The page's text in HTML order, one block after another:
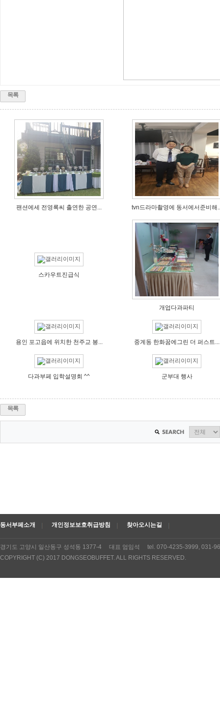
목록
팬션에세 전영록씨 출연한 공연... tvn드라마촬영에 동서에서준비해
스카우트진급식
개업다과파티
용인 포고읍에 위치한 천주교 봉... 중계동 한화꿈에그린 더 퍼스트...
다과부페 입학설명회 ^^ 군부대 행사
목록
동서부페소개 개인정보보호취급방침 찾아오시는길
경기도 고양시 일산동구 성석동 1377-4 대표 엄임석 tel. 070-4235-3999,
COPYRIGHT (C) 2017 DONGSEOBUFFET. ALL RIGHTS RESERVED.